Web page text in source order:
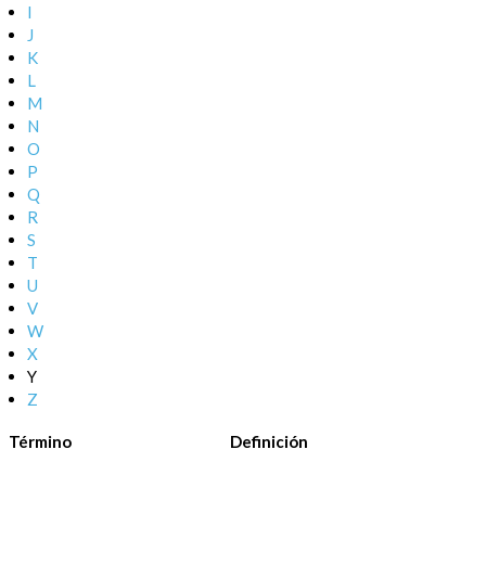
I
J
K
L
M
N
O
P
Q
R
S
T
U
V
W
X
Y
Z
Término Definición